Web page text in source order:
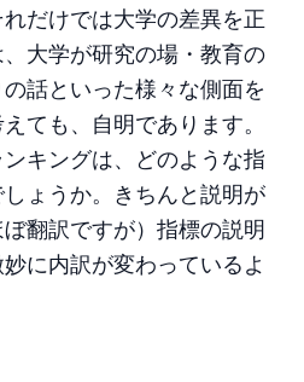
だけでは大学の差異を正
大学が研究の場・教育の
話といった様々な側面を
ても、自明であります。
キングは、どのような指
ょうか。きちんと説明が
翻訳ですが）指標の説明
に内訳が変わっているよ